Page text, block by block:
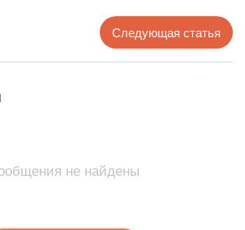
Следующая статья
не найдены